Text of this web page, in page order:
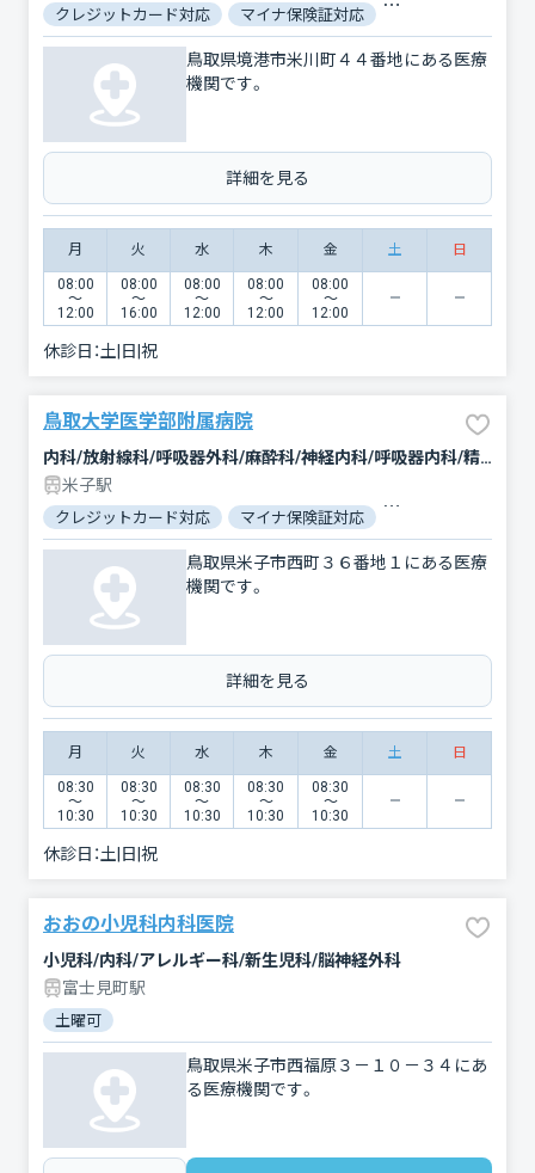
クレジットカード対応 マイナ保険証対応
鳥取県境港市米川町４４番地にある医療
機関です。
詳細を見る
月 火 水 木 金 土 日
08:00
〜
12:00
08:00
〜
16:00
08:00
〜
12:00
08:00
〜
12:00
08:00
〜
12:00
休診日：土|日|祝
鳥取大学医学部附属病院
内科/放射線科/呼吸器外科/麻酔科/神経内科/呼吸器内科/精神科・神経科/ペインクリニック/小児科/整形外科/リウマチ科/脳神経外科/形成外科/感染症内科/皮膚科/泌尿器科/心臓血管外科/臨床検査・病理診断/産婦人科/眼科/小児外科/耳鼻咽喉科/緩和ケア/歯科口腔外科/内分泌科/外科/その他/血液内科/腫瘍内科・外科/消化器科/腎臓内科・外科/リハビリテーション/救急科/循環器科/乳腺外科/アレルギー科
米子駅
クレジットカード対応 マイナ保険証対応
鳥取県米子市西町３６番地１にある医療
機関です。
詳細を見る
月 火 水 木 金 土 日
08:30
〜
10:30
08:30
〜
10:30
08:30
〜
10:30
08:30
〜
10:30
08:30
〜
10:30
休診日：土|日|祝
おおの小児科内科医院
小児科/内科/アレルギー科/新生児科/脳神経外科
富士見町駅
土曜可
鳥取県米子市西福原３－１０－３４にあ
る医療機関です。